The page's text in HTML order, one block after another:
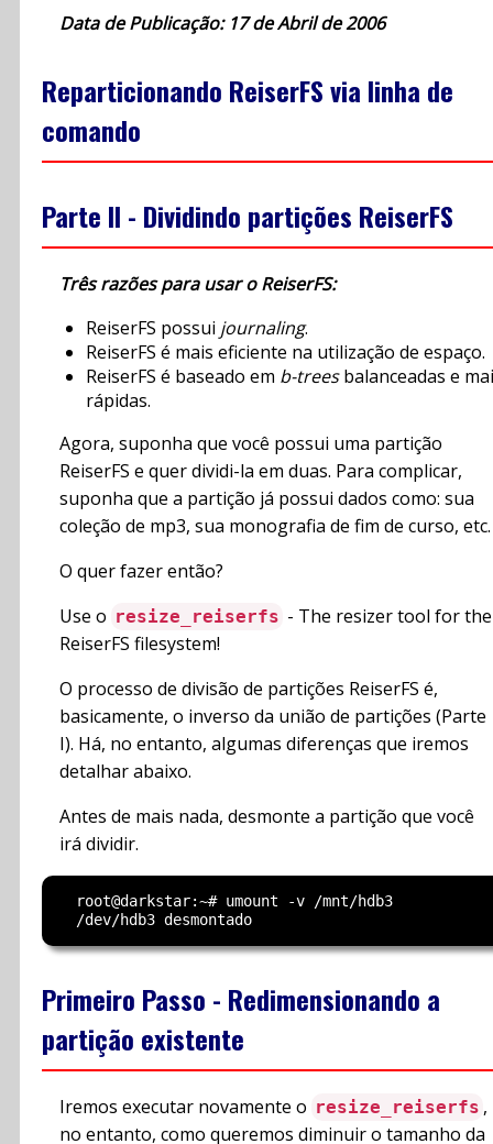
Data de Publicação: 17 de Abril de 2006
Reparticionando ReiserFS via linha de
comando
Parte II - Dividindo partições ReiserFS
Três razões para usar o ReiserFS:
ReiserFS possui journaling.
ReiserFS é mais eficiente na utilização de espaço.
ReiserFS é baseado em b-treesbalanceadas e
rápidas.
Agora, suponha que você possui uma partição
ReiserFS e quer dividi-la em duas. Para complicar,
suponha que a partição já possui dados como: sua
coleção de mp3, sua monografia de fim de curso, etc.
O quer fazer então?
Use o resize_reiserfs - The resizer tool for the
ReiserFS filesystem!
O processo de divisão de partições ReiserFS é,
basicamente, o inverso da união de partições (Parte
I). Há, no entanto, algumas diferenças que iremos
detalhar abaixo.
Antes de mais nada, desmonte a partição que você
irá dividir.
  root@darkstar:~# umount -v /mnt/hdb3
Primeiro Passo - Redimensionando a
partição existente
Iremos executar novamente o resize_reiserfs ,
no entanto, como queremos diminuir o tamanho da